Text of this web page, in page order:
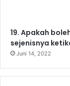
19. Apakah
sejenisnya
Juni 14, 2022